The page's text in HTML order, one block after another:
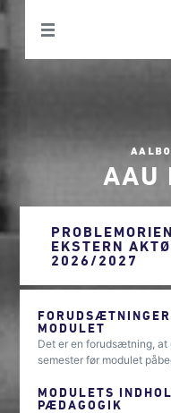
AAU
EKSTERN
2026/2027
MODULET
Det er en forudsætning, at
semester før modulet
MODULETS
PÆDAGOGIK